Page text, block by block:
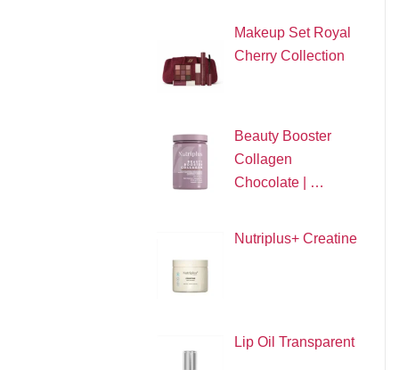
Makeup Set Royal
Cherry Collection
Beauty Booster
Collagen
Chocolate | …
Nutriplus+ Creatine
Lip Oil Transparent